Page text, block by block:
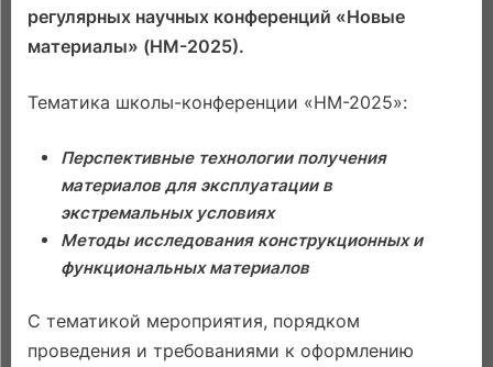
регулярных научных конференций «Новые
материалы» (НМ-2025).
Тематика школы-конференции «НМ-2025»:
Перспективные технологии получения
материалов для эксплуатации в
экстремальных условиях
Методы исследования конструкционных и
функциональных материалов
С тематикой мероприятия, порядком
проведения и требованиями к оформлению